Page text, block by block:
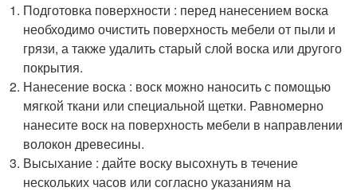
Подготовка поверхности : перед нанесением воска
необходимо очистить поверхность мебели от пыли и
грязи, а также удалить старый слой воска или другого
покрытия.
Нанесение воска : воск можно наносить с помощью
мягкой ткани или специальной щетки. Равномерно
нанесите воск на поверхность мебели в направлении
волокон древесины.
Высыхание : дайте воску высохнуть в течение
нескольких часов или согласно указаниям на